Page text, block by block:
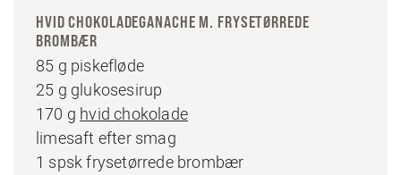
HVID CHOKOLADEGANACHE M. FRYSETØRREDE
BROMBÆR
85 g piskefløde
25 g glukosesirup
170 g hvid chokolade
limesaft efter smag
1 spsk frysetørrede brombær